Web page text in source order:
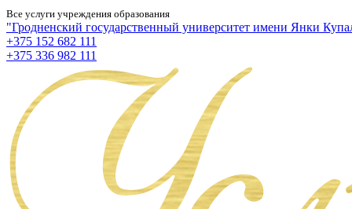
Все услуги учреждения образования
"Гродненский государственный университет имени Янки
+375 152 682 111
+375 336 982 111